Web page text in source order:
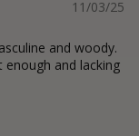
11/03/25
and woody.
and lacking